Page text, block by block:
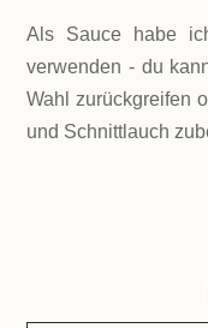
Als Sauce habe
verwenden - du
Wahl zurückgreifen
und Schnittlauch